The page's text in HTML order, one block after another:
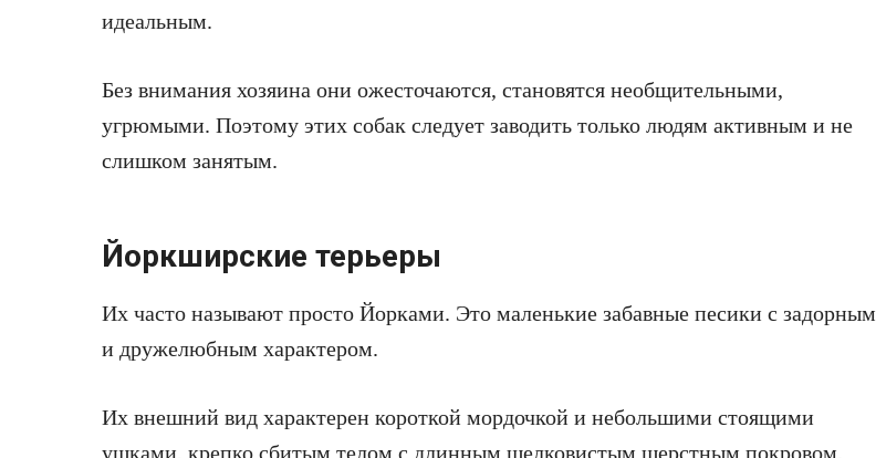
идеальным.
Без внимания хозяина они ожесточаются, становятся необщительными,
угрюмыми. Поэтому этих собак следует заводить только людям активным и не
слишком занятым.
Йоркширские терьеры
Их часто называют просто Йорками. Это маленькие забавные песики с задорным
и дружелюбным характером.
Их внешний вид характерен короткой мордочкой и небольшими стоящими
ушками, крепко сбитым телом с длинным шелковистым шерстным покровом.